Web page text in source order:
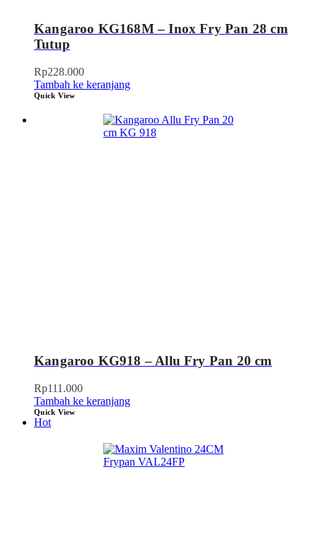
Kangaroo KG168M – Inox Fry Pan 28 cm
Tutup
Rp228.000
Tambah ke keranjang
Quick View
Kangaroo KG918 – Allu Fry Pan 20 cm
Rp111.000
Tambah ke keranjang
Quick View
Hot